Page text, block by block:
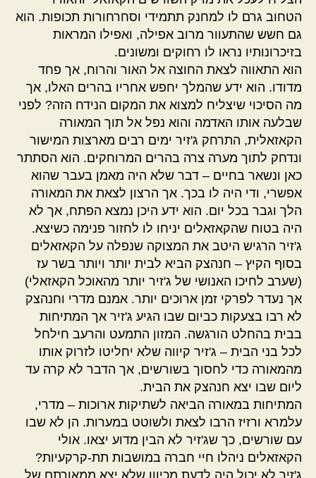
הטחוב גרם לו למחנק תתמידי וסחרחורות תכופות. הוא
גם חשש שהתעוור מרוב אפילה, ואפילו המראות
בזיכרונותיו נראו לו רחוקים ומשונים.
הוא התאווה לצאת החוצה אל האור והרוח, אך פחד
מדודו. הוא ידע שהמלך יחפש אחריו בהרים האלו, אך
מה הסיכוי שיצליח למצוא את המקום הנידח הזה? לפני
שבלעה אותו האדמה והוא נפל אל תוך המאורה
הקאזאלית, התרחק ג'זיר ימים רבים מארצות המישור
ונדחק לתוך מערה צרה בהרים המרוחקים. הוא הסתתר
כאן ונשאר בחיים – דבר שלא היה מאמן בעבר שהוא
אפשרי, ודי היה לו בכך. אך הרצון לצאת את המאורה
הלך וגבר בכל יום. הוא ידע היכן נמצא הפתח, אך לא
היה בטוח שהקאזאלים יניחו לו לחזור פנימה כשיצא.
ג'זיר הרגיש היטב את המצוקה שנפלה על הקאזאלים
בסוף הקיץ – חנהצק הביא לבית יותר ויותר בשר עז
(שערב לחיכו האנושי של ג'זיר יותר מהאוכל הקאזאלי)
אך נעדר לפרקי זמן ארוכים יותר. אמנם מדרי וחנהצק
לא רבו בצעקות כביום שבו הגיע ג'זיר אך המתיחות
בבית בהחלט הורגשה. המזון התמעט והרעב חילחל
לכל בני הבית – ג'זיר קיווה שלא יחליטו לזרוק אותו
מהמאורה כדי לחסוך בשורשים, אך הדבר לא קרה עד
ליום שבו יצא חנהצק את הבית.
המתיחות במאורה הביאה לשתיקות ארוכות – מדרי,
עלמרא ורזיז הרבו לצאת ולשוטט במערות. הן לא שבו
עם שורשים, כך שג'זיר לא הבין מדוע יצאו. אולי
הקאזאלים ניהלו חיי חברה במושבות תת-קרקעיות?
ג'זיר לא יכול היה לדעת מכיוון שלא יצא ממאורתם של